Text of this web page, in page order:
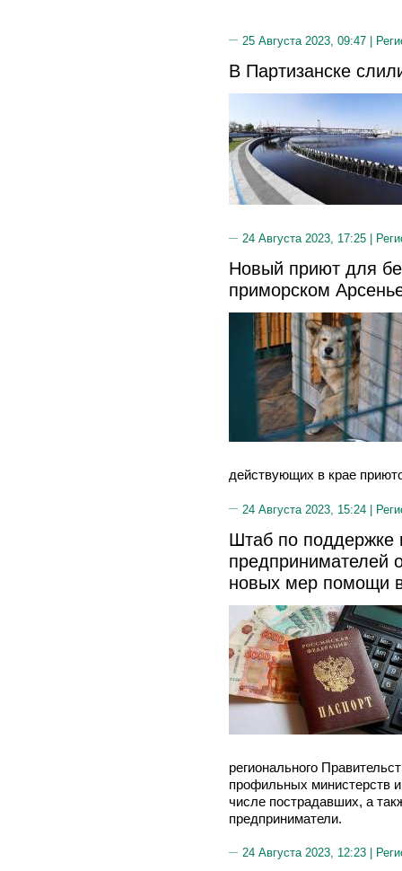
25 Августа 2023, 09:47 |
В Партизанске
24 Августа 2023, 17:25 |
Новый приют для
приморском
действующих в крае
24 Августа 2023, 15:24 |
Штаб по поддержке
предпринимателей
новых мер помощи
регионального
профильных министерств
числе пострадавших, а
предприниматели.
24 Августа 2023, 12:23 |